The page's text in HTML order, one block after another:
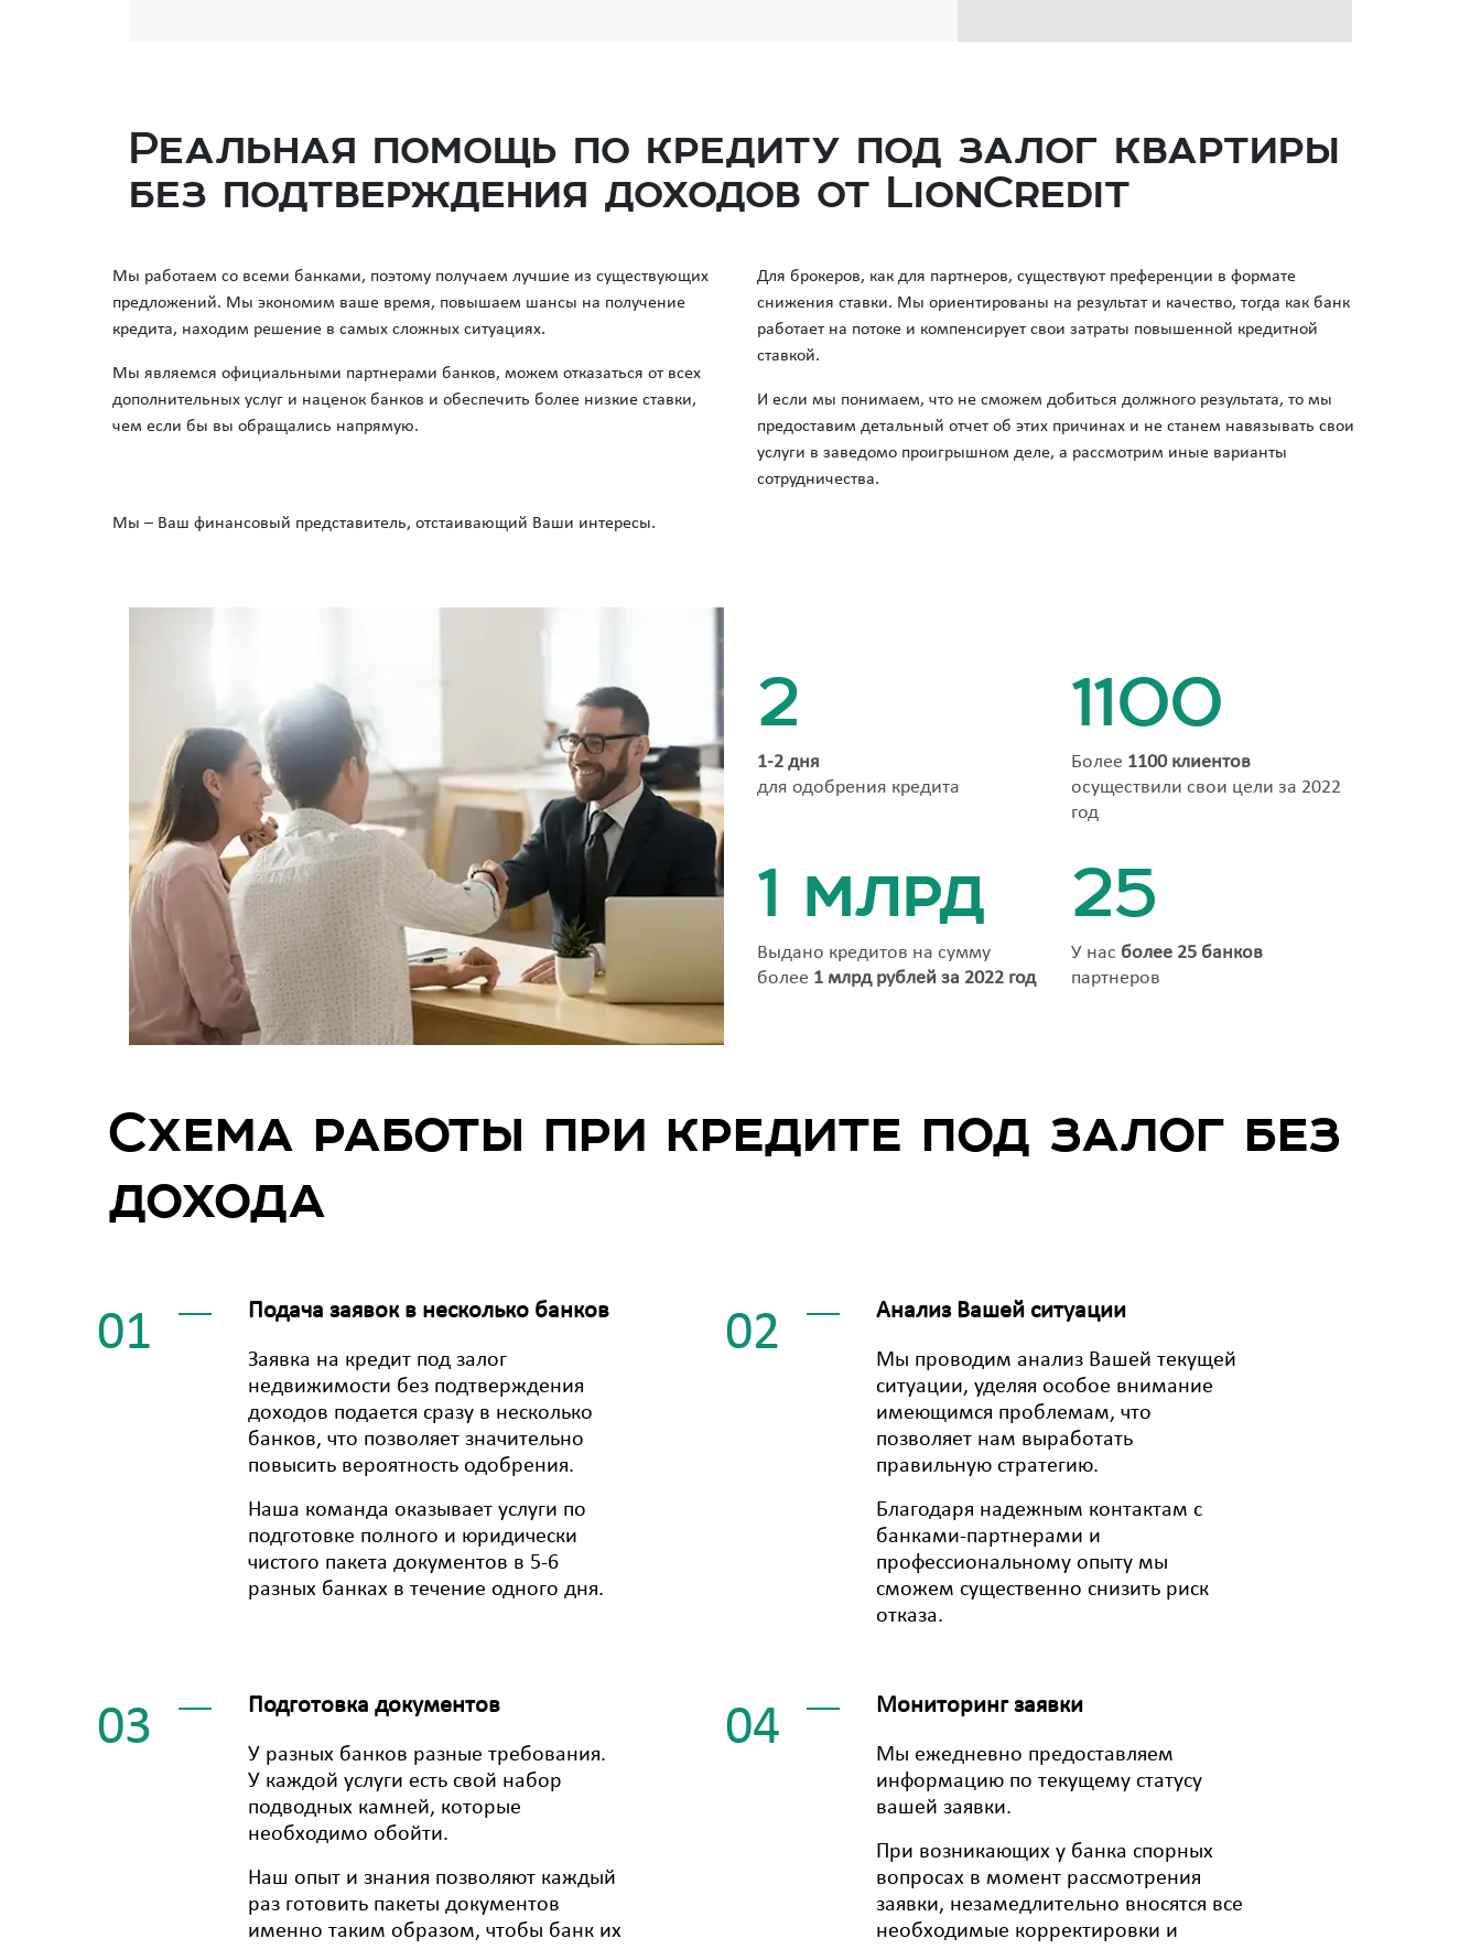
Реальная помощь по кредиту под залог квартиры
без подтверждения доходов от LionCredit
Мы работаем со всеми банками, поэтому получаем лучшие из существующих
предложений. Мы экономим ваше время, повышаем шансы на получение
кредита, находим решение в самых сложных ситуациях.
Мы являемся официальными партнерами банков, можем отказаться от всех
дополнительных услуг и наценок банков и обеспечить более низкие ставки,
чем если бы вы обращались напрямую.
Для брокеров, как для партнеров, существуют преференции в формате
снижения ставки. Мы ориентированы на результат и качество, тогда как банк
работает на потоке и компенсирует свои затраты повышенной кредитной
ставкой.
И если мы понимаем, что не сможем добиться должного результата, то мы
предоставим детальный отчет об этих причинах и не станем навязывать свои
услуги в заведомо проигрышном деле, а рассмотрим иные варианты
сотрудничества.
Мы – Ваш финансовый представитель, отстаивающий Ваши интересы.
2
1-2 дня
для одобрения кредита
1100
Более 1100 клиентов
осуществили свои цели за 2022
год
1 млрд
Выдано кредитов на сумму
более 1 млрд рублей за 2022 год
25
У нас более 25 банков
партнеров
Схема работы при кредите под залог без
дохода
01 Подача заявок в несколько банков
Заявка на кредит под залог
недвижимости без подтверждения
доходов подается сразу в несколько
банков, что позволяет значительно
повысить вероятность одобрения.
Наша команда оказывает услуги по
подготовке полного и юридически
чистого пакета документов в 5-6
разных банках в течение одного дня.
02 Анализ Вашей ситуации
Мы проводим анализ Вашей текущей
ситуации, уделяя особое внимание
имеющимся проблемам, что
позволяет нам выработать
правильную стратегию.
Благодаря надежным контактам с
банками-партнерами и
профессиональному опыту мы
сможем существенно снизить риск
отказа.
03 Подготовка документов
У разных банков разные требования.
У каждой услуги есть свой набор
подводных камней, которые
необходимо обойти.
Наш опыт и знания позволяют каждый
раз готовить пакеты документов
именно таким образом, чтобы банк их
04 Мониторинг заявки
Мы ежедневно предоставляем
информацию по текущему статусу
вашей заявки.
При возникающих у банка спорных
вопросах в момент рассмотрения
заявки, незамедлительно вносятся все
необходимые корректировки и